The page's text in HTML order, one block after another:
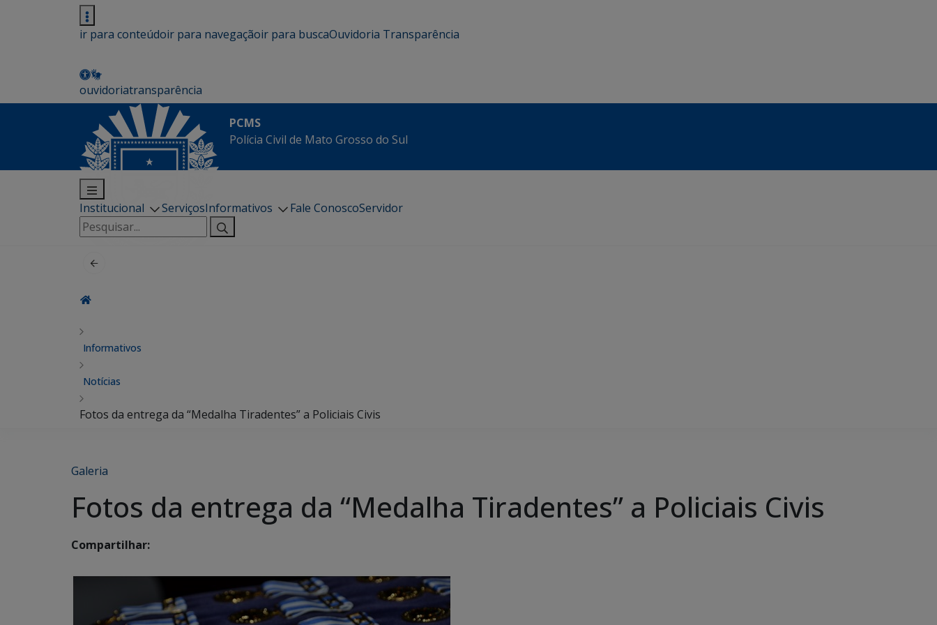
ir para conteúdoir para navegaçãoir para buscaOuvidoria Transparência
ouvidoriatransparência
PCMS
Polícia Civil de Mato Grosso do Sul
Institucional ServiçosInformativos Fale ConoscoServidor
Pesquisar
por:
Informativos
Notícias
Fotos da entrega da “Medalha Tiradentes” a Policiais Civis
Galeria
Fotos da entrega da “Medalha Tiradentes” a Policiais Civis
Compartilhar: